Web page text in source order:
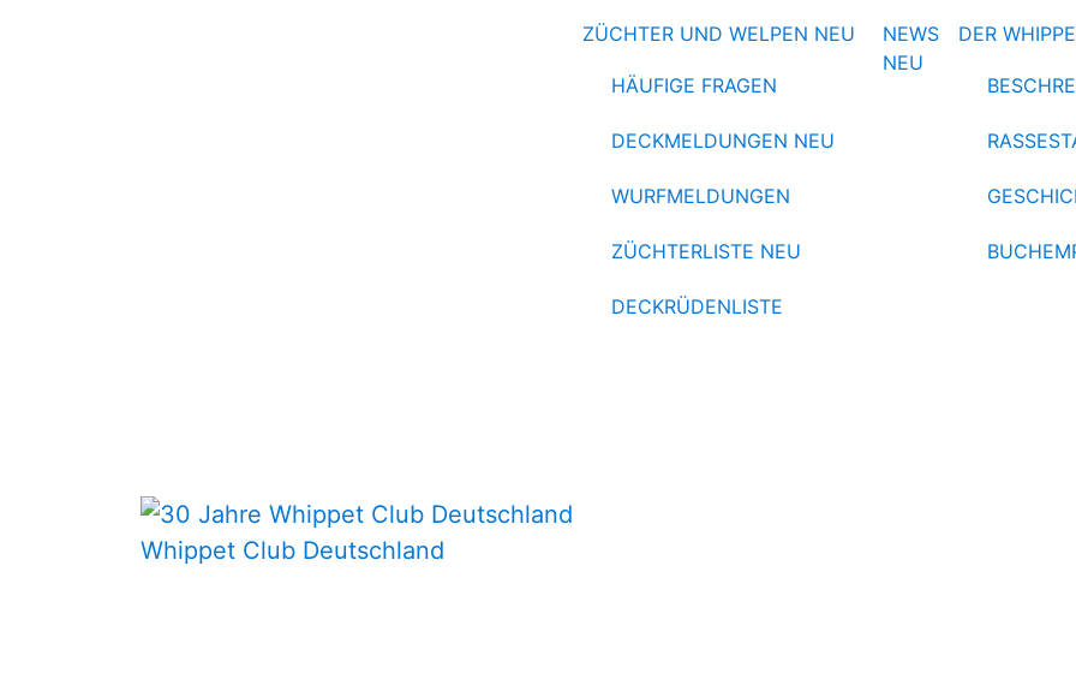
Whippet Club Deutschland
ZÜCHTER UND WELPEN NEU
HÄUFIGE FRAGEN
DECKMELDUNGEN NEU
WURFMELDUNGEN
ZÜCHTERLISTE NEU
DECKRÜDENLISTE
NEWS
NEU
DER